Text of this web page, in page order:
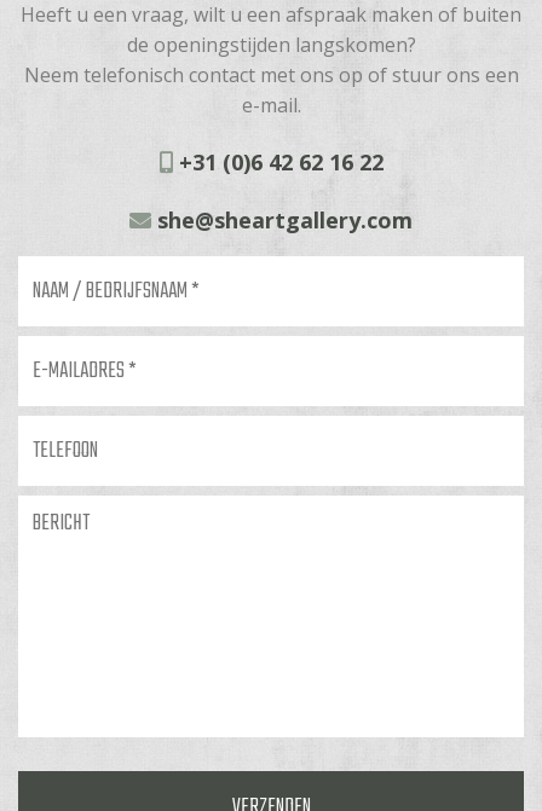
Heeft u een vraag, wilt u een afspraak maken of buiten
de openingstijden langskomen?
Neem telefonisch contact met ons op of stuur ons een
e-mail.
+31 (0)6 42 62 16 22
she@sheartgallery.com
bedrijfsnaam
mailadres *